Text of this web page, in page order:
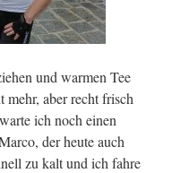
und warmen Tee
mehr, aber recht frisch
ich noch einen
der heute auch
zu kalt und ich fahre